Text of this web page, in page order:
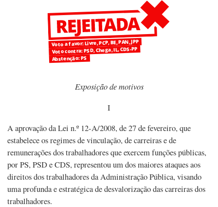
Voto a favor: Livre, PCP, BE, PAN, JPP
Voto contra: PSD, Chega, IL, CDS-PP
Abstenção: PS
Exposição de motivos
I
A aprovação da Lei n.º 12-A/2008, de 27 de fevereiro, que
estabelece os regimes de vinculação, de carreiras e de
remunerações dos trabalhadores que exercem funções públicas,
por PS, PSD e CDS, representou um dos maiores ataques aos
direitos dos trabalhadores da Administração Pública, visando
uma profunda e estratégica de desvalorização das carreiras dos
trabalhadores.